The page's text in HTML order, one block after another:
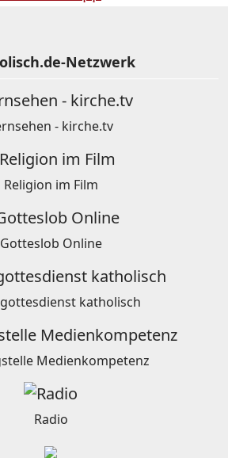
Netzwerk
- kirche.tv
Religion im Film
Gotteslob Online
katholisch
Medienkompetenz
Radio